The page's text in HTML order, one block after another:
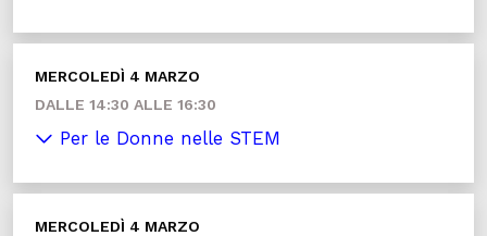
MERCOLEDÌ 4 MARZO
DALLE 14:30 ALLE 16:30
Per le Donne nelle STEM
MERCOLEDÌ 4 MARZO